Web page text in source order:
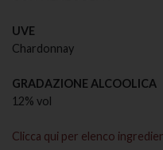
UVE
Chardonnay
GRADAZIONE ALCOOLICA
12% vol
Clicca qui per elenco